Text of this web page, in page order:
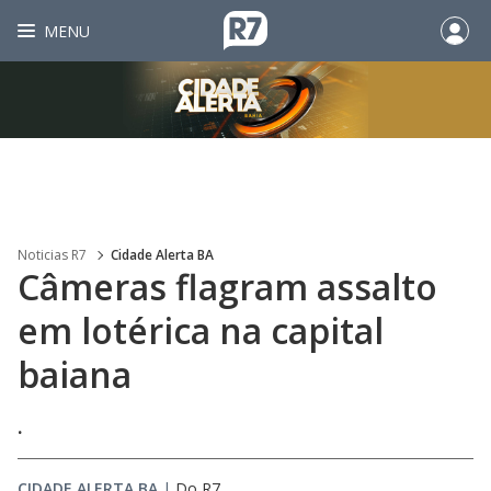
MENU
Noticias R7 Cidade Alerta BA
Câmeras flagram assalto
em lotérica na capital
baiana
.